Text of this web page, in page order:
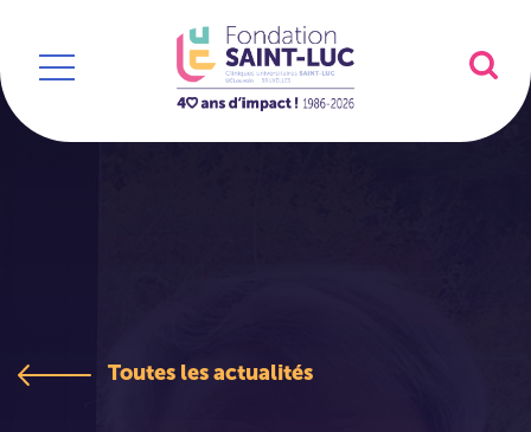
Toutes les actualités